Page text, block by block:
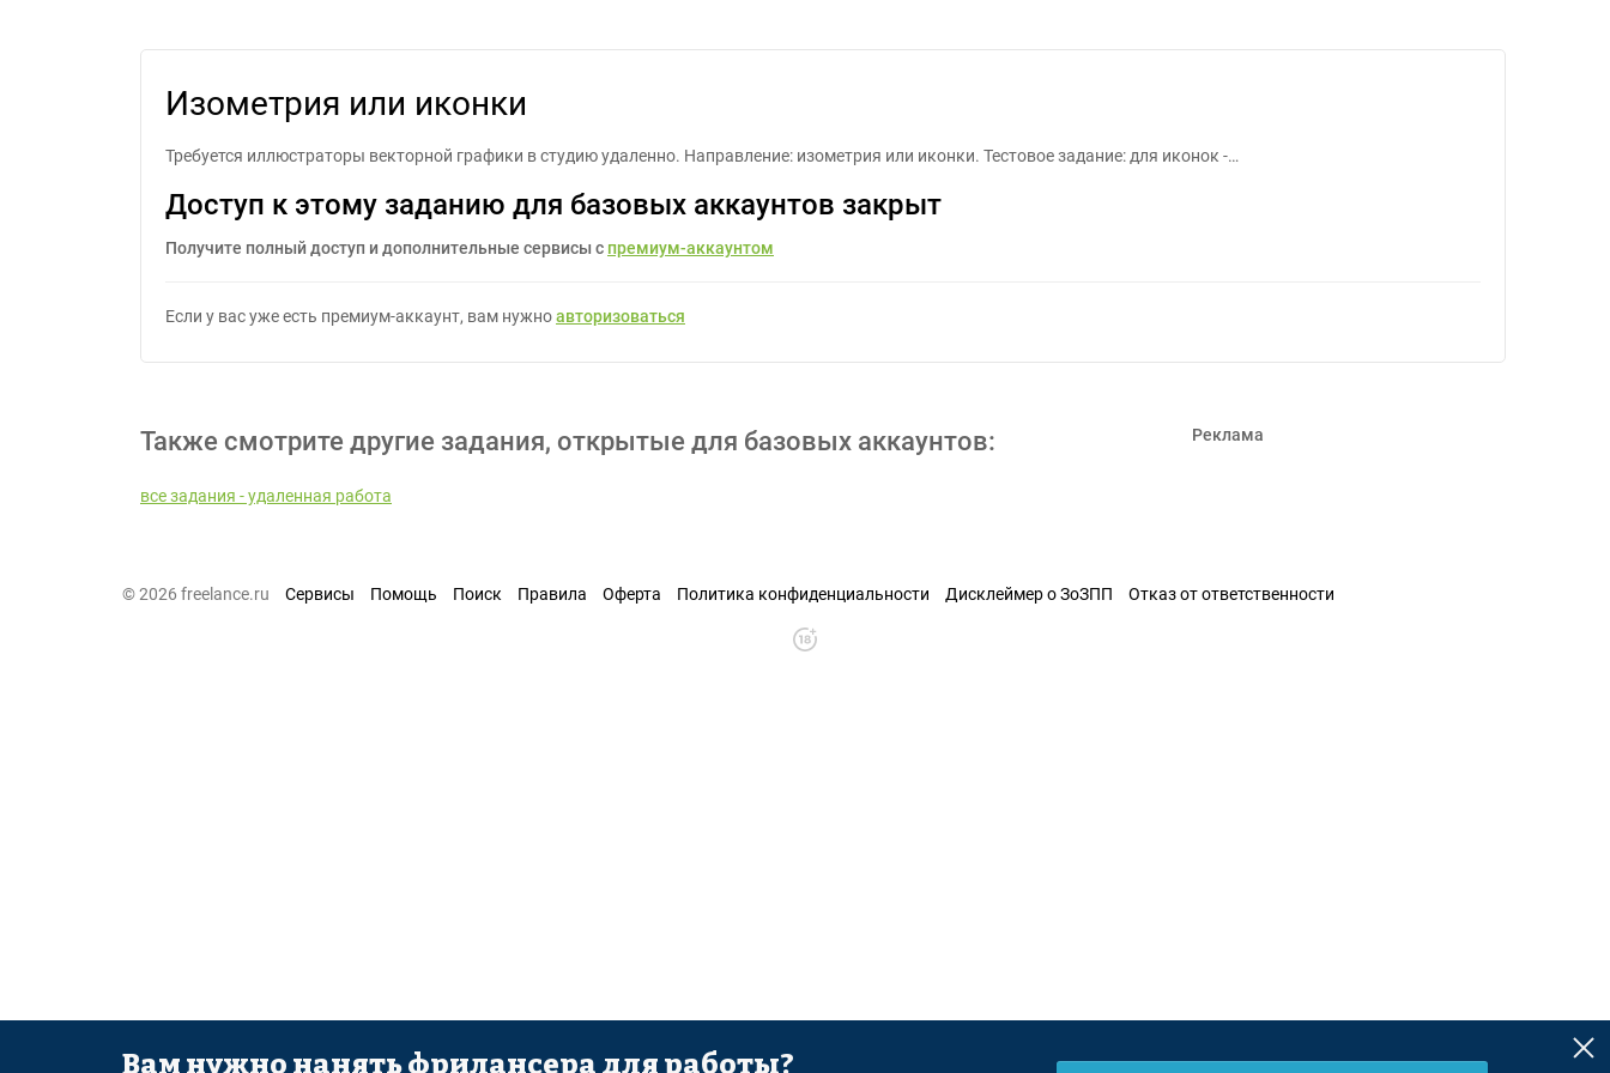
Изометрия или иконки
Требуется иллюстраторы векторной графики в студию удаленно. Направление: изометрия или иконки. Тестовое задание: для иконок -…
Доступ к этому заданию для базовых аккаунтов закрыт
Получите полный доступ и дополнительные сервисы с премиум-аккаунтом
Если у вас уже есть премиум-аккаунт, вам нужноавторизоваться
Также смотрите другие задания, открытые для базовых аккаунтов:
все задания - удаленная работа
Реклама
© 2026 freelance.ru Сервисы Помощь Поиск Правила Оферта Политика конфиденциальности Дисклеймер о ЗоЗПП Отказ от ответственности
Вам нужно нанять фрилансера для работы?